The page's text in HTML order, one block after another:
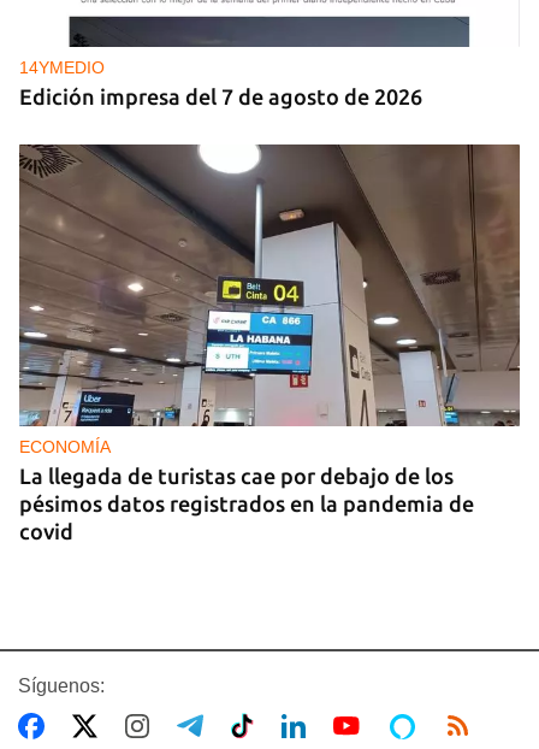
14YMEDIO
Edición impresa del 7 de agosto de 2026
ECONOMÍA
La llegada de turistas cae por debajo de los
pésimos datos registrados en la pandemia de
covid
Síguenos: